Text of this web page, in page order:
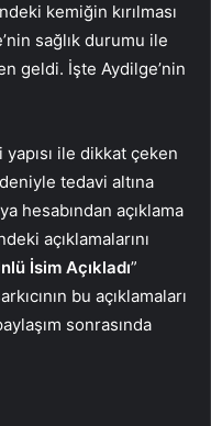
kemiğin kırılması
sağlık durumu ile
geldi. İşte Aydilge’nin
ile dikkat çeken
tedavi altına
hesabından açıklama
açıklamalarını
İsim Açıkladı”
bu açıklamaları
sonrasında